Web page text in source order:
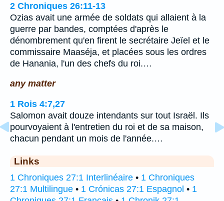
2 Chroniques 26:11-13
Ozias avait une armée de soldats qui allaient à la
guerre par bandes, comptées d'après le
dénombrement qu'en firent le secrétaire Jeïel et le
commissaire Maaséja, et placées sous les ordres
de Hanania, l'un des chefs du roi.…
any matter
1 Rois 4:7,27
Salomon avait douze intendants sur tout Israël. Ils
pourvoyaient à l'entretien du roi et de sa maison,
chacun pendant un mois de l'année.…
Links
1 Chroniques 27:1 Interlinéaire • 1 Chroniques
27:1 Multilingue • 1 Crónicas 27:1 Espagnol • 1